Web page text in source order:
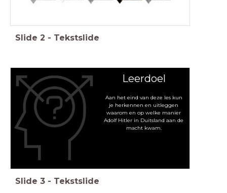
Slide 2 - Tekstslide
Leerdoel
Aan het eind van deze les kun
je herkennen en uitleggen
waarom en op welke manier
Adolf Hitler in Duitsland aan de
macht kwam.
Slide 3 - Tekstslide